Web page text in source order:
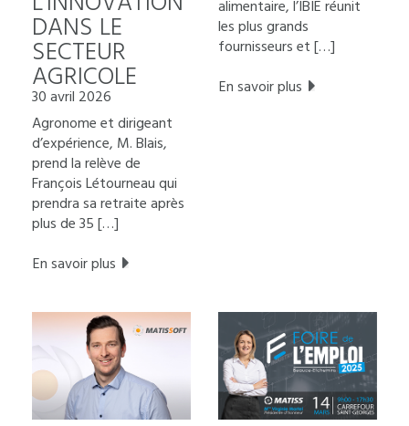
DANS LE
SECTEUR
AGRICOLE
30 avril 2026
Agronome et dirigeant
d’expérience, M. Blais,
prend la relève de
François Létourneau qui
prendra sa retraite après
plus de 35 […]
En savoir plus
alimentaire, l’IBIE réunit
les plus grands
fournisseurs et […]
En savoir plus